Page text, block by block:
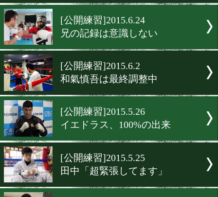
[公開練習]2015.7.13
赤穂、ジンクスを破る
[公開練習]2015.6.24
兄の記録は意識しない
和氣慎吾は最終調整中